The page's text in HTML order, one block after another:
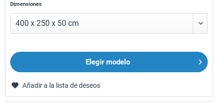
Dimensiones
Elegir modelo
Añadir a la lista de deseos